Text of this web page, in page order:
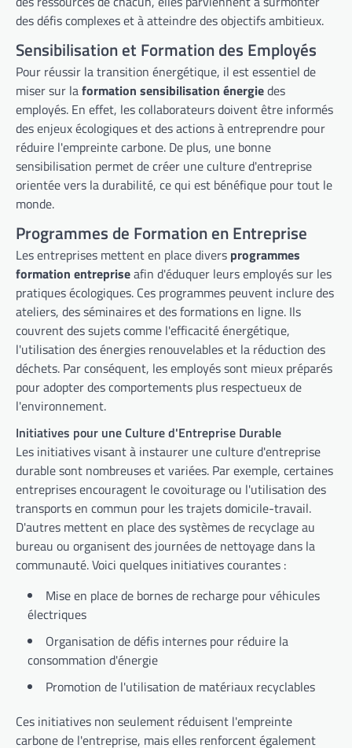
des défis complexes et à atteindre des objectifs ambitieux.
Sensibilisation et Formation des Employés
Pour réussir la transition énergétique, il est essentiel de
miser sur laformation sensibilisation énergiedes
employés. En effet, les collaborateurs doivent être informés
des enjeux écologiques et des actions à entreprendre pour
réduire l'empreinte carbone. De plus, une bonne
sensibilisation permet de créer une culture d'entreprise
orientée vers la durabilité, ce qui est bénéfique pour tout le
monde.
Programmes de Formation en Entreprise
Les entreprises mettent en place divers programmes
formation entrepriseafin d'éduquer leurs employés sur les
pratiques écologiques. Ces programmes peuvent inclure des
ateliers, des séminaires et des formations en ligne. Ils
couvrent des sujets comme l'efficacité énergétique,
l'utilisation des énergies renouvelables et la réduction des
déchets. Par conséquent, les employés sont mieux préparés
pour adopter des comportements plus respectueux de
l'environnement.
Initiatives pour une Culture d'Entreprise Durable
Les initiatives visant à instaurer une culture d'entreprise
durable sont nombreuses et variées. Par exemple, certaines
entreprises encouragent le covoiturage ou l'utilisation des
transports en commun pour les trajets domicile-travail.
D'autres mettent en place des systèmes de recyclage au
bureau ou organisent des journées de nettoyage dans la
communauté. Voici quelques initiatives courantes :
Mise en place de bornes de recharge pour véhicules
électriques
Organisation de défis internes pour réduire la
consommation d'énergie
Promotion de l'utilisation de matériaux recyclables
Ces initiatives non seulement réduisent l'empreinte
carbone de l'entreprise, mais elles renforcent également